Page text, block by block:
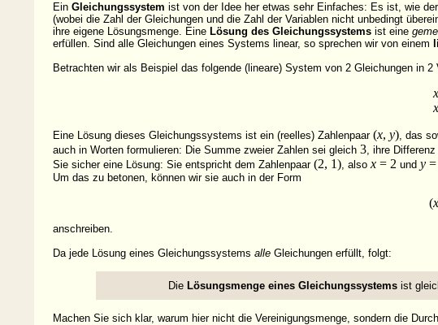
Ein Gleichungssystem ist von der Idee her etwas sehr Einfaches: Es ist, wie
(wobei die Zahl der Gleichungen und die Zahl der Variablen nicht unbedingt
ihre eigene Lösungsmenge. Eine Lösung des Gleichungssystemsist eine
erfüllen. Sind alle Gleichungen eines Systems linear, so sprechen wir von einem
Betrachten wir als Beispiel das folgende (lineare) System von 2 Gleichungen in 2
x
x
Eine Lösung dieses Gleichungssystems ist ein (reelles) Zahlenpaar (x, y), das
auch in Worten formulieren: Die Summe zweier Zahlen sei gleich 3, ihre
Sie sicher eine Lösung: Sie entspricht dem Zahlenpaar (2, 1), alsox= 2und y=
Um das zu betonen, können wir sie auch in der Form
(x
anschreiben.
Da jede Lösung eines Gleichungssystems alleGleichungen erfüllt, folgt:
Die Lösungsmenge eines Gleichungssystems ist
Machen Sie sich klar, warum hier nicht die Vereinigungsmenge, sondern die